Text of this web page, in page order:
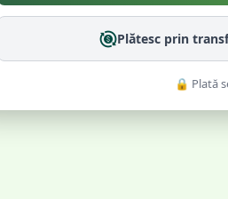
Plătesc prin
🔒 Plată